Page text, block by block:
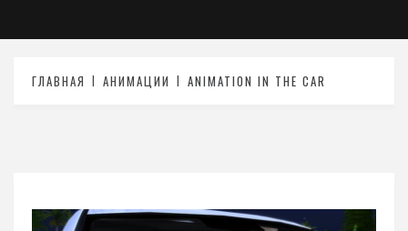
ГЛАВНАЯ АНИМАЦИИ ANIMATION IN THE CAR